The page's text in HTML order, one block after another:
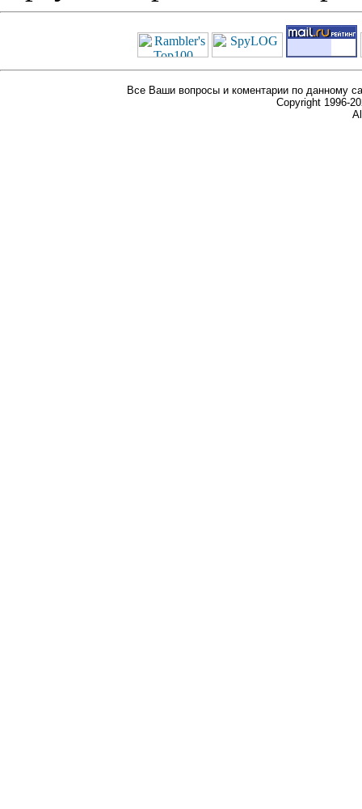
Все Ваши вопросы и коментарии по данному
Copyright 1996-